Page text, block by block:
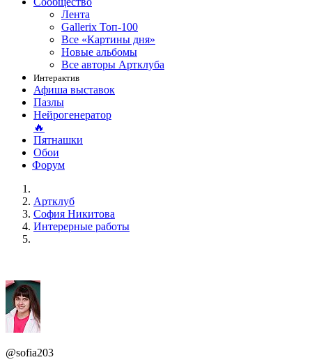
Лента
Gallerix Топ-100
Все «Картины дня»
Новые альбомы
Все авторы Артклуба
Интерактив
Афиша выставок
Пазлы
Нейрогенератор
🔥
Пятнашки
Обои
Форум
Артклуб
София Никитова
Интерерные работы
@sofia203